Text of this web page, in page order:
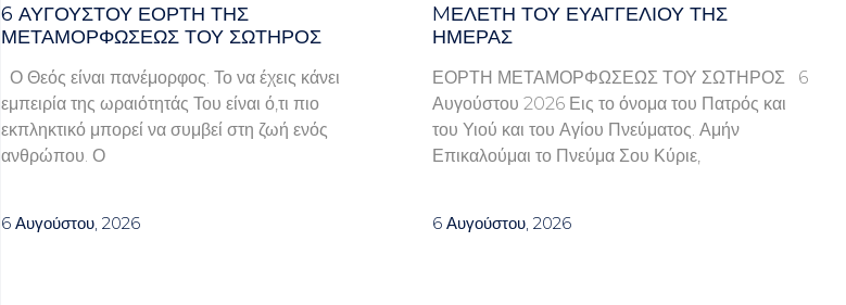
6 ΑΥΓΟΥΣΤΟΥ ΕΟΡΤΗ ΤΗΣ
ΜΕΤΑΜΟΡΦΩΣΕΩΣ ΤΟΥ ΣΩΤΗΡΟΣ
Ο Θεός είναι πανέμορφος. Το να έχεις κάνει
εμπειρία της ωραιότητάς Του είναι ό,τι πιο
εκπληκτικό μπορεί να συμβεί στη ζωή ενός
ανθρώπου. Ο
6 Αυγούστου, 2026
MΕΛΈΤΗ ΤΟΥ ΕΥΑΓΓΕΛΊΟΥ ΤΗΣ
ΗΜΈΡΑΣ
ΕΟΡΤΗ ΜΕΤΑΜΟΡΦΩΣΕΩΣ ΤΟΥ ΣΩΤΗΡΟΣ 6
Αυγούστου 2026 Εις το όνομα του Πατρός και
του Υιού και του Αγίου Πνεύματος. Αμήν
Επικαλούμαι το Πνεύμα Σου Κύριε,
6 Αυγούστου, 2026